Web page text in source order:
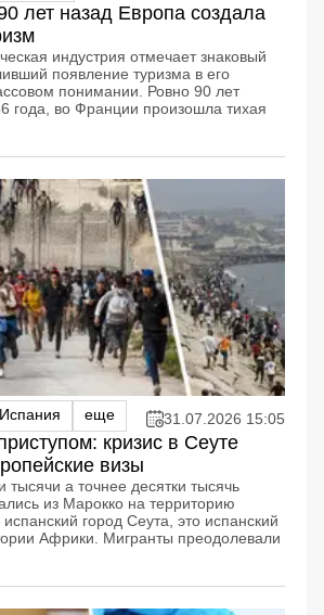
лет назад Европа создала
индустрия отмечает знаковый
появление туризма в его
понимании. Ровно 90 лет
года, во Франции произошла тихая
Испания еще 31.07.2026 15:05
кризис в Сеуте
визы
тысячи а точнее десятки тысячь
из Марокко на территорию
город Сеута, это испанский
Африки. Мигранты преодолевали